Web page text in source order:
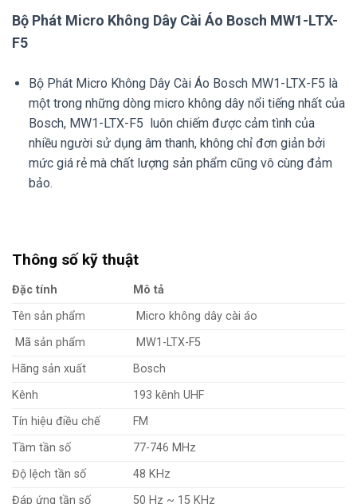
Bộ Phát Micro Không Dây Cài Áo Bosch MW1-LTX-
F5
Bộ Phát Micro Không Dây Cài Áo Bosch MW1-LTX-F5 là
một trong những dòng micro không dây nổi tiếng nhất của
Bosch, MW1-LTX-F5 luôn chiếm được cảm tình của
nhiều người sử dụng âm thanh, không chỉ đơn giản bởi
mức giá rẻ mà chất lượng sản phẩm cũng vô cùng đảm
bảo.
Thông số kỹ thuật
Đặc tính
Mô tả
Tên sản phẩm
Micro không dây cài áo
Mã sản phẩm
MW1-LTX-F5
Hãng sản xuất
Bosch
Kênh
193 kênh UHF
Tín hiệu điều chế
FM
Tầm tần số
77-746 MHz
Độ lệch tần số
48 KHz
Đáp ứng tần số
50 Hz ~ 15 KHz